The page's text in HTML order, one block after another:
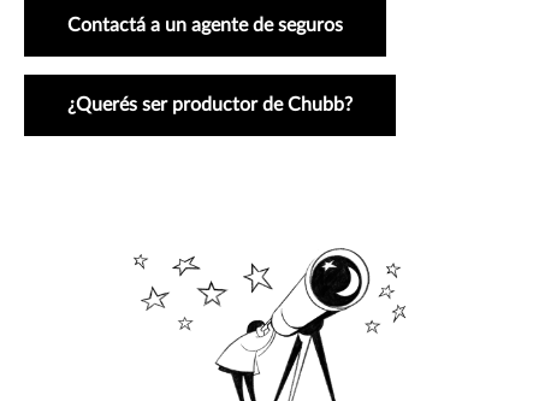
Contactá a un agente de seguros
¿Querés ser productor de Chubb?